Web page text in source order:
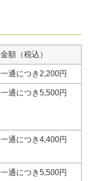
金額（税込）
一通につき2,200円
一通につき5,500円
一通につき4,400円
一通につき5,500円